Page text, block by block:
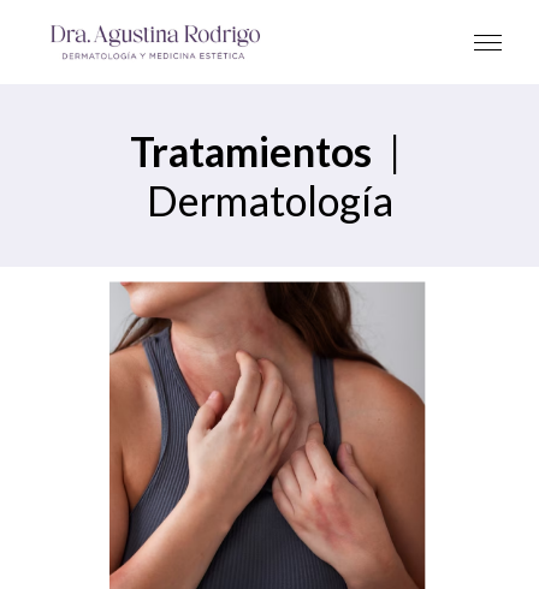
Tratamientos |
Dermatología